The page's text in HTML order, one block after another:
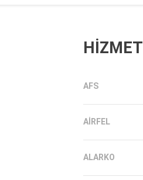
AFS
AIRFEL
ALARKO